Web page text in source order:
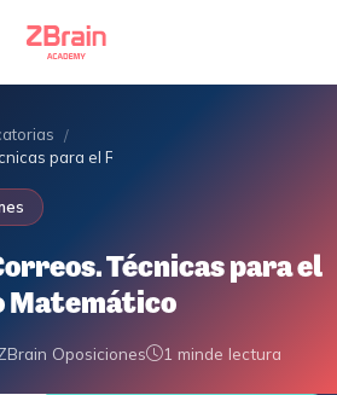
/
para el Razonamiento Matemático
Técnicas para el
Matemático
Oposiciones 1 minde lectura